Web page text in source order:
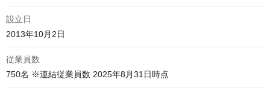
設立日
2013年10月2日
従業員数
750名 ※連結従業員数 2025年8月31日時点